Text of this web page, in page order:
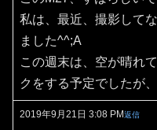
私は、最近、撮影して
ました^^;A
この週末は、空が晴れ
クをする予定でしたが
2019年9月21日 3:08 PM返信